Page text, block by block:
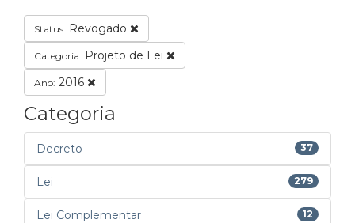
Status: Revogado
Categoria: Projeto de Lei
Ano: 2016
Categoria
Decreto 37
Lei 279
Lei Complementar 12